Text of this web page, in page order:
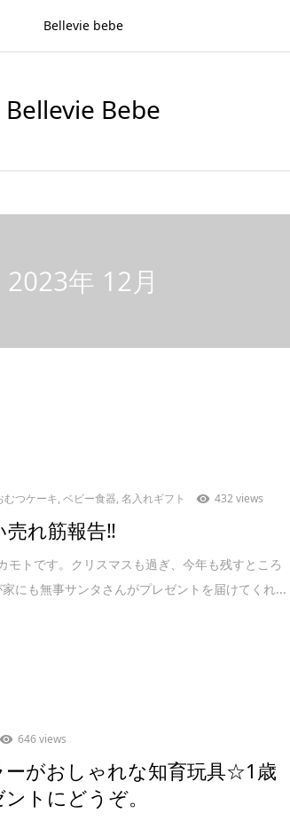
Bellevie bebe
Bellevie Bebe
2023年 12月
むつケーキ,ベビー食器,名入れギフト 432 views
れ筋報告‼︎
モトです。クリスマスも過ぎ、今年も残すところ
にも無事サンタさんがプレゼントを届けてくれ...
646 views
ーがおしゃれな知育玩具☆1歳
トにどうぞ。